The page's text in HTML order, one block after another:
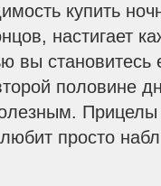
купить
настигает
вы
половине
Прицелы
просто